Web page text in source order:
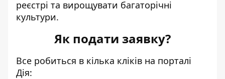
реєстрі та вирощувати багаторічні
культури.
Як подати заявку?
Все робиться в кілька кліків на порталі
Дія: